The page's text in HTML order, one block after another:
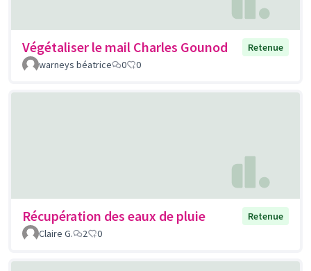
Végétaliser le mail Charles Gounod
Retenue
warneys béatrice
0 0
Récupération des eaux de pluie
Retenue
Claire G.
2 0